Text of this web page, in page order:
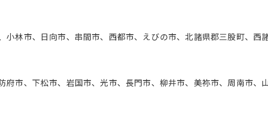
小林市、日向市、串間市、西都市、えびの市、北諸県郡三股町、西
市、下松市、岩国市、光市、長門市、柳井市、美祢市、周南市、